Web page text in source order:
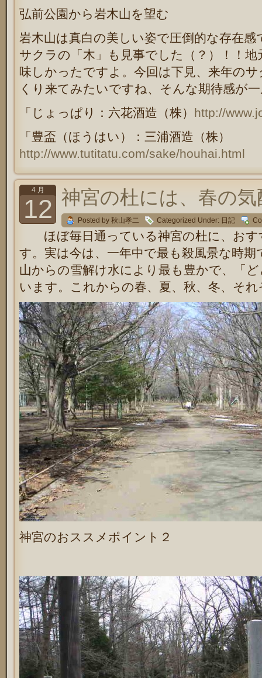
弘前公園から岩木山を望む
岩木山は真白の美しい姿で圧倒的な存在
サクラの「木」も見事でした（？）！！
味しかったですよ。今回は下見、来年の
くり来てみたいですね、そんな期待感が
「じょっぱり：六花酒造（株） http://
「豊盃（ほうはい）：三浦酒造（株）
http://www.tutitatu.com/sake/houhai.html
4 月
12 神宮の杜には、春の気
Posted by 秋山孝二 Categorized Under: 日記
ほぼ毎日通っている神宮の杜に、おす
す。実は今は、一年中で最も殺風景な時
山からの雪解け水により最も豊かで、「
います。これからの春、夏、秋、冬、そ
神宮のおススメポイント２